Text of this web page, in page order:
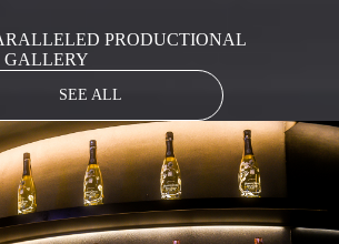
PRODUCTIONAL
GALLERY
SEE ALL